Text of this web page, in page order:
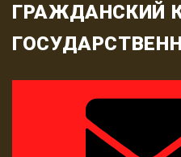
ГРАЖДАНСКИЙ